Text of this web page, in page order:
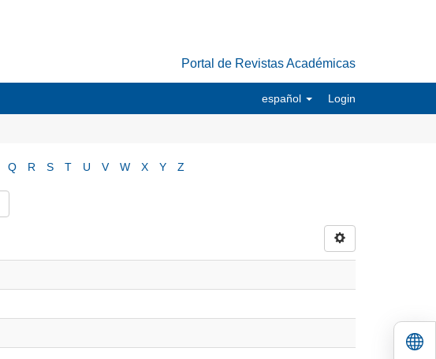
Portal de Revistas Académicas
español Login
Q R S T U V W X Y Z